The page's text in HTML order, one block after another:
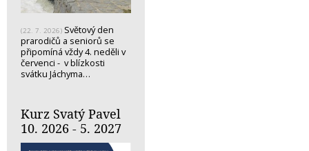
(22. 7. 2026) Světový den
prarodičů a seniorů se
připomíná vždy 4. neděli v
červenci - v blízkosti
svátku Jáchyma…
Kurz Svatý Pavel
10. 2026 - 5. 2027